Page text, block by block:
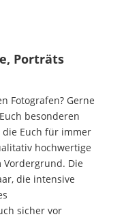
Porträts
Fotografen? Gerne
besonderen
Euch für immer
hochwertige
Die
die intensive
sicher vor